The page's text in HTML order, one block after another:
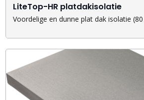
LiteTop-HR platdakisolatie
Voordelige en dunne plat dak isolatie